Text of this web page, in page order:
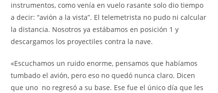
instrumentos, como venía en vuelo rasante solo dio tiempo
a decir: “avión a la vista”. El telemetrista no pudo ni calcular
la distancia. Nosotros ya estábamos en posición 1 y
descargamos los proyectiles contra la nave.
«Escuchamos un ruido enorme, pensamos que habíamos
tumbado el avión, pero eso no quedó nunca claro. Dicen
que uno no regresó a su base. Ese fue el único día que les